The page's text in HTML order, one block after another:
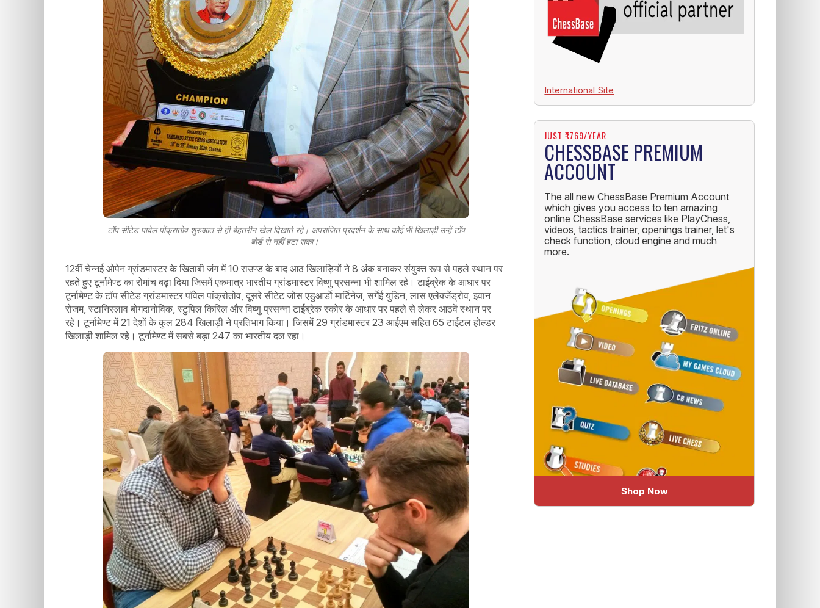
टॉप सीटेड पावेल पोंक्रातोव शुरुआत से ही बेहतरीन खेल दिखाते रहे। अपराजित प्रदर्शन के साथ कोई भी खिलाड़ी उन्हें टॉप
बोर्ड से नहीं हटा सका।
12वीं चेन्नई ओपेन ग्रांडमास्टर के खिताबी जंग में 10 राउण्ड के बाद आठ खिलाड़ियों ने 8 अंक बनाकर संयुक्त रूप से पहले स्थान पर
रहते हुए टूर्नामेण्ट का रोमांच बढ़ा दिया जिसमें एकमात्र भारतीय ग्रांडमास्टर विष्णु प्रसन्ना भी शामिल रहे। टाईब्रेक के आधार पर
टूर्नामेण्ट के टॉप सीटेड ग्रांडमास्टर पॉवेल पांक्रोतोव, दूसरे सीटेट जोस एडुआर्डाे मार्टिनेज, सर्गेई युडिन, लास एलेक्जेंड्रोव, इवान
रोजम, स्टानिस्लाव बोगदानोविक, स्टुपिल किरिल और विष्णु प्रसन्ना टाईब्रेक स्कोर के आधार पर पहले से लेकर आठवें स्थान पर
रहे। टूर्नामेण्ट में 21 देशों के कुल 284 खिलाड़ी ने प्रतिभाग किया। जिसमें 29 ग्रांडमास्टर 23 आईएम सहित 65 टाईटल होल्डर
खिलाड़ी शामिल रहे। टूर्नामेण्ट में सबसे बड़ा 247 का भारतीय दल रहा।
International Site
JUST ₹1769/YEAR
CHESSBASE PREMIUM
ACCOUNT
The all new ChessBase Premium Account
which gives you access to ten amazing
online ChessBase services like PlayChess,
videos, tactics trainer, openings trainer, let's
check function, cloud engine and much
more.
Shop Now